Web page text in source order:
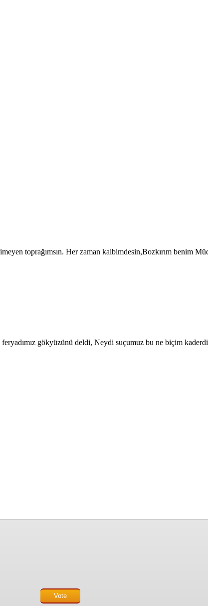
toprağımsın. Her zaman kalbimdesin,Bozkırım benim
gökyüzünü deldi, Neydi suçumuz bu ne biçim